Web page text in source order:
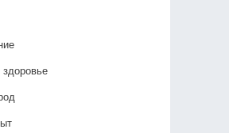
здоровье